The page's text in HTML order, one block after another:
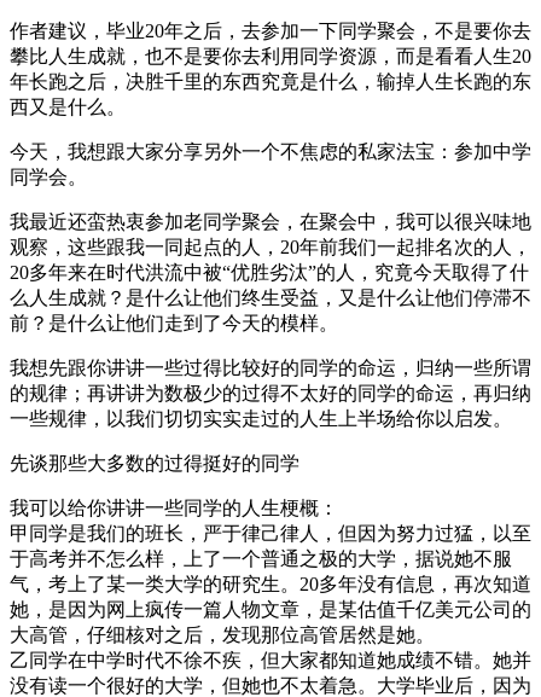
作者建议，毕业20年之后，去参加一下同学聚会，不是要你去
攀比人生成就，也不是要你去利用同学资源，而是看看人生20
年长跑之后，决胜千里的东西究竟是什么，输掉人生长跑的东
西又是什么。
今天，我想跟大家分享另外一个不焦虑的私家法宝：参加中学
同学会。
我最近还蛮热衷参加老同学聚会，在聚会中，我可以很兴味地
观察，这些跟我一同起点的人，20年前我们一起排名次的人，
20多年来在时代洪流中被“优胜劣汰”的人，究竟今天取得了什
么人生成就？是什么让他们终生受益，又是什么让他们停滞不
前？是什么让他们走到了今天的模样。
我想先跟你讲讲一些过得比较好的同学的命运，归纳一些所谓
的规律；再讲讲为数极少的过得不太好的同学的命运，再归纳
一些规律，以我们切切实实走过的人生上半场给你以启发。
先谈那些大多数的过得挺好的同学
我可以给你讲讲一些同学的人生梗概：
甲同学是我们的班长，严于律己律人，但因为努力过猛，以至
于高考并不怎么样，上了一个普通之极的大学，据说她不服
气，考上了某一类大学的研究生。20多年没有信息，再次知道
她，是因为网上疯传一篇人物文章，是某估值千亿美元公司的
大高管，仔细核对之后，发现那位高管居然是她。
乙同学在中学时代不徐不疾，但大家都知道她成绩不错。她并
没有读一个很好的大学，但她也不太着急。大学毕业后，因为